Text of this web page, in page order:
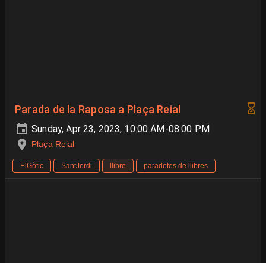
Parada de la Raposa a Plaça Reial
Sunday, Apr 23, 2023, 10:00 AM-08:00 PM
Plaça Reial
ElGòtic SantJordi llibre paradetes de llibres